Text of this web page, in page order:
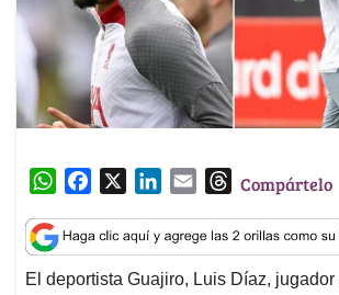
W
a
t
s
c
e
b
n
k
e
a
i
l
T
r
e
a
Compártelo
El deportista Guajiro, Luis Díaz,